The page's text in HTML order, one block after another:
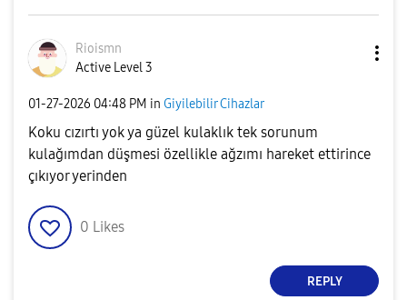
Rioismn
Active Level 3
‎01-27-2026 04:48 PM in Giyilebilir Cihazlar
Koku cızırtı yok ya güzel kulaklık tek sorunum
kulağımdan düşmesi özellikle ağzımı hareket ettirince
çıkıyor yerinden
0 Likes
REPLY